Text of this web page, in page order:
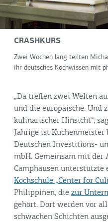
CRASHKURS
Zwei Wochen lang teilten
ihr deutsches Kochwissen mit
„Da treffen zwei Welten
und die europäische. Und
kulinarischer Hinsicht“,
Jährige ist Küchenmeister
Deutschen Investitions-
mbH. Gemeinsam mit der
Camphausen unterstützte
Kochschule „Center for
Philippinen, die zur
gehört. Dort werden vor
schwachen Schichten